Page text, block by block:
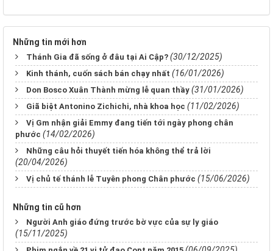
Những tin mới hơn
Thánh Gia đã sống ở đâu tại Ai Cập? (30/12/2025)
Kinh thánh, cuốn sách bán chạy nhất (16/01/2026)
Don Bosco Xuân Thành mừng lễ quan thầy (31/01/2026)
Giã biệt Antonino Zichichi, nhà khoa học (11/02/2026)
Vị Gm nhận giải Emmy đang tiến tới ngày phong chân
phước (14/02/2026)
Những câu hỏi thuyết tiến hóa không thể trả lời
(20/04/2026)
Vị chủ tế thánh lễ Tuyên phong Chân phước (15/06/2026)
Những tin cũ hơn
Người Anh giáo đứng trước bờ vực của sự ly giáo
(15/11/2025)